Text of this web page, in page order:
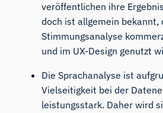
veröffentlichen ihre
doch ist allgemein bekannt,
Stimmungsanalyse
und im UX-Design genutzt
Die Sprachanalyse ist
Vielseitigkeit bei der
leistungsstark. Daher wird